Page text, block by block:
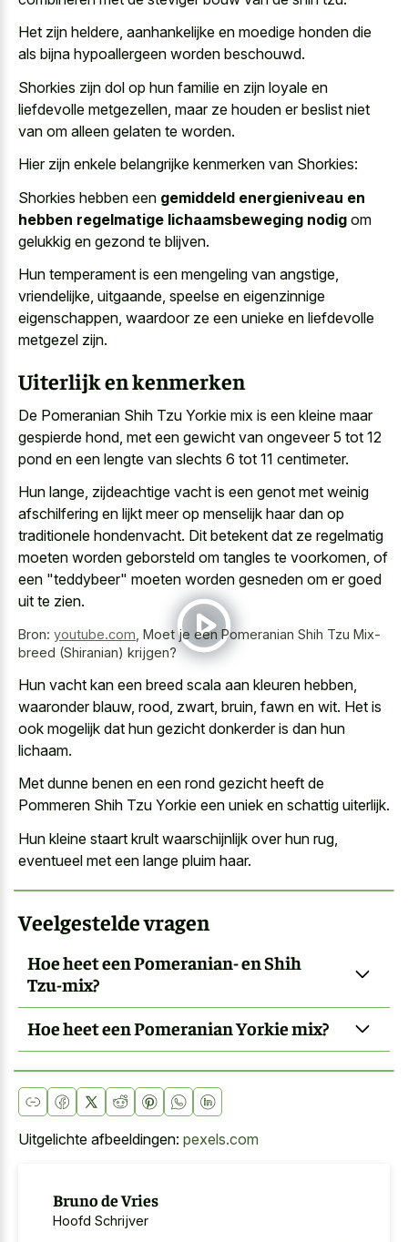
Het zijn heldere, aanhankelijke en moedige honden die
als bijna hypoallergeen worden beschouwd.
Shorkies zijn dol op hun familie en zijn loyale en
liefdevolle metgezellen, maar ze houden er beslist niet
van om alleen gelaten te worden.
Hier zijn enkele belangrijke kenmerken van Shorkies:
Shorkies hebben een gemiddeld energieniveau en
hebben regelmatige lichaamsbeweging nodig om
gelukkig en gezond te blijven.
Hun temperament is een mengeling van angstige,
vriendelijke, uitgaande, speelse en eigenzinnige
eigenschappen, waardoor ze een unieke en liefdevolle
metgezel zijn.
Uiterlijk en kenmerken
De Pomeranian Shih Tzu Yorkie mix is een kleine maar
gespierde hond, met een gewicht van ongeveer 5 tot 12
pond en een lengte van slechts 6 tot 11 centimeter.
Hun lange, zijdeachtige vacht is een genot met weinig
afschilfering en lijkt meer op menselijk haar dan op
traditionele hondenvacht. Dit betekent dat ze regelmatig
moeten worden geborsteld om tangles te voorkomen, of
een "teddybeer" moeten worden gesneden om er goed
uit te zien.
Bron: youtube.com, Moet je een Pomeranian Shih Tzu Mix-
breed (Shiranian) krijgen?
Hun vacht kan een breed scala aan kleuren hebben,
waaronder blauw, rood, zwart, bruin, fawn en wit. Het is
ook mogelijk dat hun gezicht donkerder is dan hun
lichaam.
Met dunne benen en een rond gezicht heeft de
Pommeren Shih Tzu Yorkie een uniek en schattig uiterlijk.
Hun kleine staart krult waarschijnlijk over hun rug,
eventueel met een lange pluim haar.
Veelgestelde vragen
Hoe heet een Pomeranian- en Shih
Tzu-mix?
Hoe heet een Pomeranian Yorkie mix?
Uitgelichte afbeeldingen: pexels.com
Bruno de Vries
Hoofd Schrijver